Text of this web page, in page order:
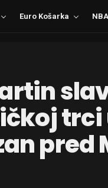
Euro Košarka NBA
trci
pred